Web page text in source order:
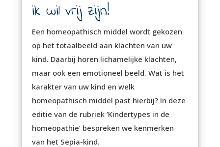
ik wil vrij zijn!
Een homeopathisch middel wordt gekozen
op het totaalbeeld aan klachten van uw
kind. Daarbij horen lichamelijke klachten,
maar ook een emotioneel beeld. Wat is het
karakter van uw kind en welk
homeopathisch middel past hierbij? In deze
editie van de rubriek ‘Kindertypes in de
homeopathie’ bespreken we kenmerken
van het Sepia-kind.